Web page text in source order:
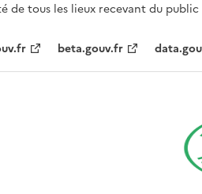
de tous les lieux recevant du
beta.gouv.fr